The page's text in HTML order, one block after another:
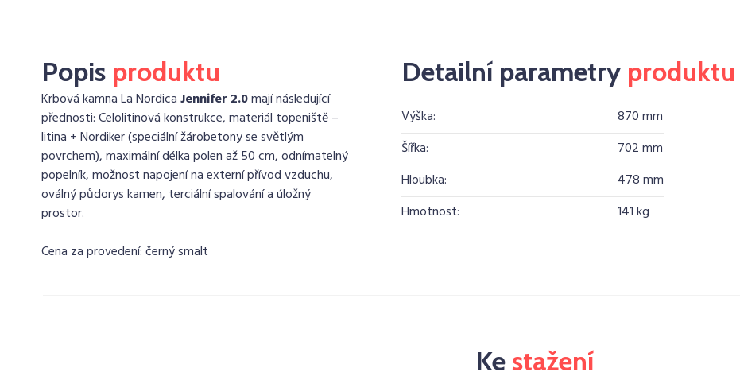
Popis produktu
Krbová kamna La NordicaJennifer 2.0mají následující
přednosti: Celolitinová konstrukce, materiál topeniště –
litina + Nordiker (speciální žárobetony se světlým
povrchem), maximální délka polen až 50 cm, odnímatelný
popelník, možnost napojení na externí přívod vzduchu,
oválný půdorys kamen, terciální spalování a úložný
prostor.
Cena za provedení: černý smalt
Detailní parametry produktu
Výška:
870 mm
Šířka:
702 mm
Hloubka:
478 mm
Hmotnost:
141 kg
Ke stažení